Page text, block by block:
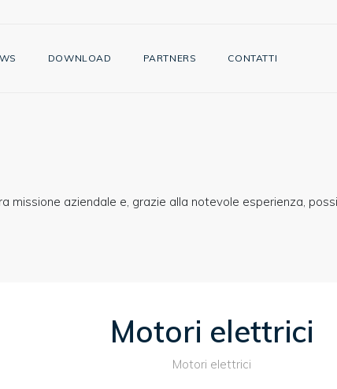
DOWNLOAD PARTNERS CONTATTI
aziendale e, grazie alla notevole esperienza,
Motori elettrici
Motori elettrici